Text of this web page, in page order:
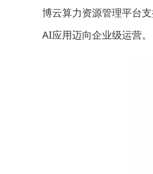
博云算力资源管理平台
AI应用迈向企业级运营。